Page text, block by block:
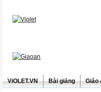
ViOLET.VN Bài giảng Giáo